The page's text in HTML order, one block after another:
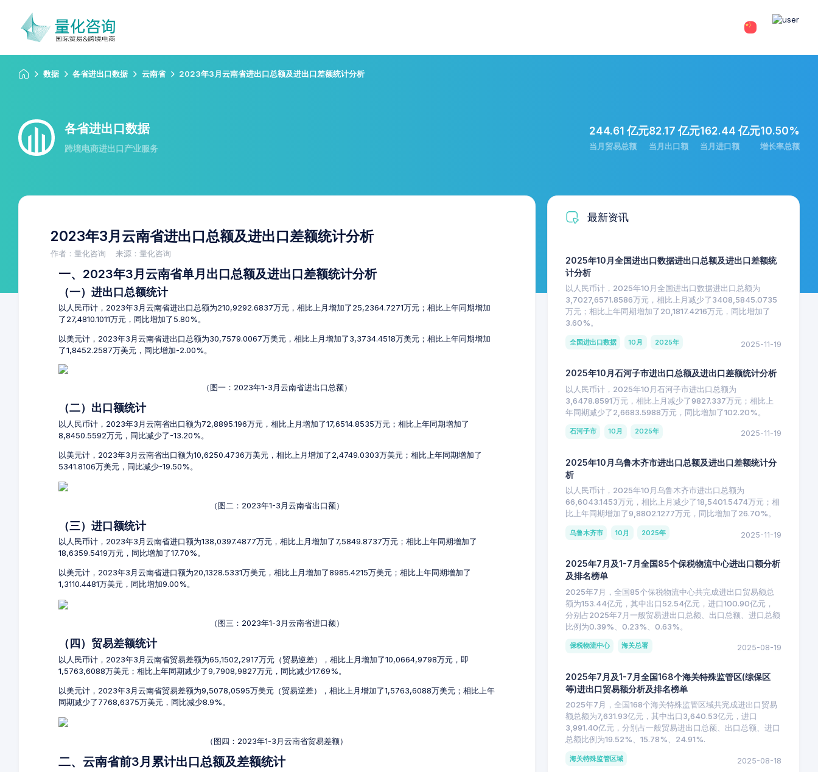
数据 各省进出口数据 云南省 2023年3月云南省进出口总额及进出口差额统计分析
各省进出口数据
跨境电商进出口产业服务
244.61 亿元
当月贸易总额
82.17 亿元
当月出口额
162.44 亿元
当月进口额
10.50%
增长率总额
2023年3月云南省进出口总额及进出口差额统计分析
作者：量化咨询 来源：量化咨询
一、2023年3月云南省单月出口总额及进出口差额统计分析
（一）进出口总额统计
以人民币计，2023年3月云南省进出口总额为210,9292.6837万元，相比上月增加了25,2364.7271万元；相比上年同期增加
了27,4810.1011万元，同比增加了5.80%。
以美元计，2023年3月云南省进出口总额为30,7579.0067万美元，相比上月增加了3,3734.4518万美元；相比上年同期增加
了1,8452.2587万美元，同比增加-2.00%。
（图一：2023年1-3月云南省进出口总额）
（二）出口额统计
以人民币计，2023年3月云南省出口额为72,8895.196万元，相比上月增加了17,6514.8535万元；相比上年同期增加了
8,8450.5592万元，同比减少了-13.20%。
以美元计，2023年3月云南省出口额为10,6250.4736万美元，相比上月增加了2,4749.0303万美元；相比上年同期增加了
5341.8106万美元，同比减少-19.50%。
（图二：2023年1-3月云南省出口额）
（三）进口额统计
以人民币计，2023年3月云南省进口额为138,0397.4877万元，相比上月增加了7,5849.8737万元；相比上年同期增加了
18,6359.5419万元，同比增加了17.70%。
以美元计，2023年3月云南省进口额为20,1328.5331万美元，相比上月增加了8985.4215万美元；相比上年同期增加了
1,3110.4481万美元，同比增加9.00%。
（图三：2023年1-3月云南省进口额）
（四）贸易差额统计
以人民币计，2023年3月云南省贸易差额为65,1502,2917万元（贸易逆差），相比上月增加了10,0664,9798万元，即
1,5763,6088万美元；相比上年同期减少了9,7908,9827万元，同比减少17.69%。
以美元计，2023年3月云南省贸易差额为9,5078,0595万美元（贸易逆差），相比上月增加了1,5763,6088万美元；相比上年
同期减少了7768,6375万美元，同比减少8.9%。
（图四：2023年1-3月云南省贸易差额）
二、云南省前3月累计出口总额及差额统计
最新资讯
2025年10月全国进出口数据进出口总额及进出口差额统
计分析
以人民币计，2025年10月全国进出口数据进出口总额为
3,7027,6571.8586万元，相比上月减少了3408,5845.0735
万元；相比上年同期增加了20,1817.4216万元，同比增加了
3.60%。
全国进出口数据 10月 2025年 2025-11-19
2025年10月石河子市进出口总额及进出口差额统计分析
以人民币计，2025年10月石河子市进出口总额为
3,6478.8591万元，相比上月减少了9827.337万元；相比上
年同期减少了2,6683.5988万元，同比增加了102.20%。
石河子市 10月 2025年 2025-11-19
2025年10月乌鲁木齐市进出口总额及进出口差额统计分
析
以人民币计，2025年10月乌鲁木齐市进出口总额为
66,6043.1453万元，相比上月减少了18,5401.5474万元；相
比上年同期增加了9,8802.1277万元，同比增加了26.70%。
乌鲁木齐市 10月 2025年 2025-11-19
2025年7月及1-7月全国85个保税物流中心进出口额分析
及排名榜单
2025年7月，全国85个保税物流中心共完成进出口贸易额总
额为153.44亿元，其中出口52.54亿元，进口100.90亿元，
分别占2025年7月一般贸易进出口总额、出口总额、进口总额
比例为0.39%、0.23%、0.63%。
保税物流中心 海关总署 2025-08-19
2025年7月及1-7月全国168个海关特殊监管区(综保区
等)进出口贸易额分析及排名榜单
2025年7月，全国168个海关特殊监管区域共完成进出口贸易
额总额为7,631.93亿元，其中出口3,640.53亿元，进口
3,991.40亿元，分别占一般贸易进出口总额、出口总额、进口
总额比例为19.52%、15.78%、24.91%.
海关特殊监管区域 2025-08-18